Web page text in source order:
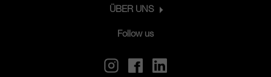
ÜBER UNS
Follow us